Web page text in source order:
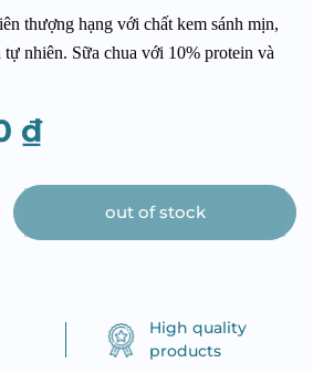
thượng hạng với chất kem sánh mịn,
nhiên. Sữa chua với 10% protein và
₫
out of stock
High quality
products